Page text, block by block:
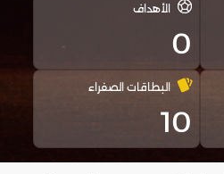
الأهداف
0
البطاقات الصفراء
10